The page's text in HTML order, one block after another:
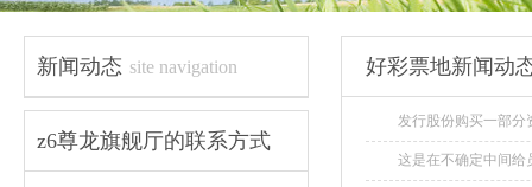
新闻动态 site navigation
z6尊龙旗舰厅的联系方式
好彩票地新闻动
发行股份购买一部分
拉卡拉的股东们的定
这是在不确定中间给